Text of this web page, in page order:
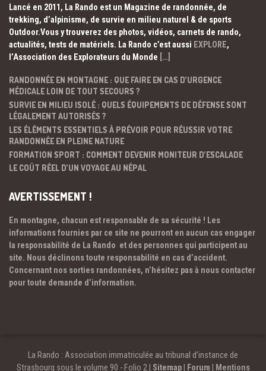
Lancé en 2011, La Rando est un Magazine de randonnée, de
trekking, d’alpinisme, de survie en milieu naturel & de sports
Outdoor.Vous y trouverez des photos, vidéos, carnets de rando,
actualités, tests de matériels. La Rando c’est aussi EXPLORE,
l’Association des Explorateurs du Monde […]
RANDONNÉE EN MONTAGNE : QUE FAIRE EN CAS D’URGENCE
MÉDICALE LOIN DE TOUT SECOURS ?
SURVIE EN MILIEU ISOLÉ : QUELS ÉQUIPEMENTS DE DÉFENSE SONT
LÉGALEMENT AUTORISÉS ?
LES ÉLÉMENTS ESSENTIELS À PRÉVOIR POUR RÉUSSIR VOTRE
RANDONNÉE EN PLEINE NATURE
FORMATION SPORT : COMMENT DEVENIR MONITEUR D’ESCALADE
LE COÛT RÉEL D’UN VOYAGE AU NÉPAL
AVERTISSEMENT !
En montagne, chacun est responsable de sa sécurité ! Les
informations fournies par ce site ne pourront en aucun cas engager
la responsabilité de La Rando et des personnes qui participent au
site. Nous déclinons toute responsabilité en cas d’accident.
Concernant nos sorties randonnées, n’hésitez pas à nous contacter
pour toute demande d’information.
La Rando : Association immatriculée au tribunal d’instance de
Strasbourg sous le volume 90 - Folio 2 | Sitemap| Forum Mentions